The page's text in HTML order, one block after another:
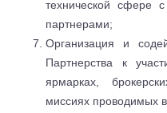
технической сфере
партнерами;
Организация и
Партнерства к
ярмарках,
миссиях проводимых